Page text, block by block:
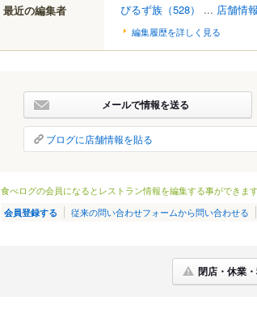
最近の編集者 ぴるず族 （528） ... 店舗情報
編集履歴を詳しく見る
メールで情報を送る
ブログに店舗情報を貼る
食べログの会員になるとレストラン情報を編集する事ができま
会員登録する 従来の問い合わせフォームから問い合わせる
閉店・休業